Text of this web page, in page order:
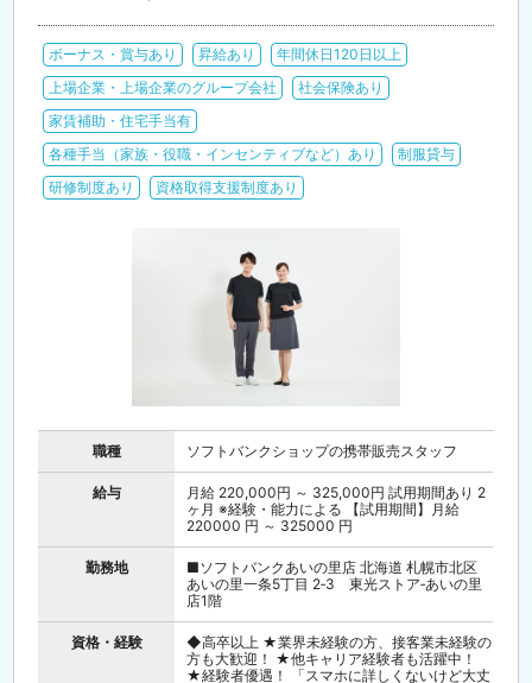
ボーナス・賞与あり 昇給あり
年間休日120日以上
上場企業・上場企業のグループ会社
社会保険あり
家賃補助・住宅手当有
各種手当（家族・役職・インセンティブなど）あり
制服貸与
研修制度あり
資格取得支援制度あり
職種 ソフトバンクショップの携帯販売スタッフ
給与
月給 220,000円 ～ 325,000円 試用期間あり 2
ヶ月 ※経験・能力による 【試用期間】月給
220000 円 ～ 325000 円
勤務地
■ソフトバンクあいの里店 北海道 札幌市北区
あいの里一条5丁目 2‐3 東光ストア‐あいの里
店1階
資格・経験
◆高卒以上 ★業界未経験の方、接客業未経験の
方も大歓迎！ ★他キャリア経験者も活躍中！
★経験者優遇！ 「スマホに詳しくないけど大丈